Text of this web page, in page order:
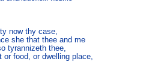
now thy case,
she that thee and me
tyrannizeth thee,
or food, or dwelling place,